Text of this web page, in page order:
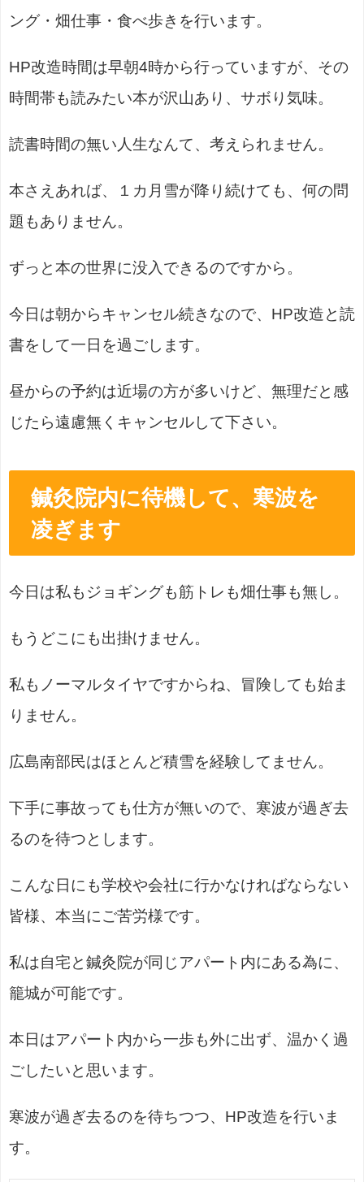
ング・畑仕事・食べ歩きを行います。
HP改造時間は早朝4時から行っていますが、その
時間帯も読みたい本が沢山あり、サボり気味。
読書時間の無い人生なんて、考えられません。
本さえあれば、１カ月雪が降り続けても、何の問
題もありません。
ずっと本の世界に没入できるのですから。
今日は朝からキャンセル続きなので、HP改造と読
書をして一日を過ごします。
昼からの予約は近場の方が多いけど、無理だと感
じたら遠慮無くキャンセルして下さい。
鍼灸院内に待機して、寒波を
凌ぎます
今日は私もジョギングも筋トレも畑仕事も無し。
もうどこにも出掛けません。
私もノーマルタイヤですからね、冒険しても始ま
りません。
広島南部民はほとんど積雪を経験してません。
下手に事故っても仕方が無いので、寒波が過ぎ去
るのを待つとします。
こんな日にも学校や会社に行かなければならない
皆様、本当にご苦労様です。
私は自宅と鍼灸院が同じアパート内にある為に、
籠城が可能です。
本日はアパート内から一歩も外に出ず、温かく過
ごしたいと思います。
寒波が過ぎ去るのを待ちつつ、HP改造を行いま
す。